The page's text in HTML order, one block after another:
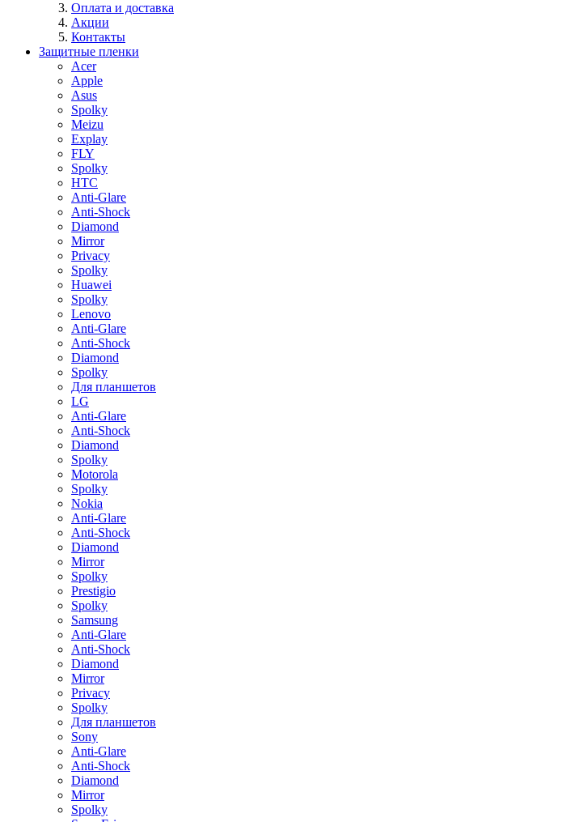
Оплата и доставка
Акции
Контакты
Защитные пленки
Acer
Apple
Asus
Spolky
Meizu
Explay
FLY
Spolky
HTC
Anti-Glare
Anti-Shock
Diamond
Mirror
Privacy
Spolky
Huawei
Spolky
Lenovo
Anti-Glare
Anti-Shock
Diamond
Spolky
Для планшетов
LG
Anti-Glare
Anti-Shock
Diamond
Spolky
Motorola
Spolky
Nokia
Anti-Glare
Anti-Shock
Diamond
Mirror
Spolky
Prestigio
Spolky
Samsung
Anti-Glare
Anti-Shock
Diamond
Mirror
Privacy
Spolky
Для планшетов
Sony
Anti-Glare
Anti-Shock
Diamond
Mirror
Spolky